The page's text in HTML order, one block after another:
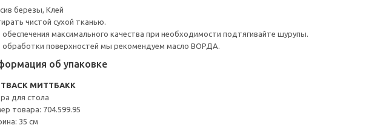
березы, Клей
чистой сухой тканью.
обеспечения максимального качества при необходимости подтягивайте шурупы.
обработки поверхностей мы рекомендуем масло ВОРДА.
об упаковке
МИТТБАКК
для стола
товара: 704.599.95
35 см